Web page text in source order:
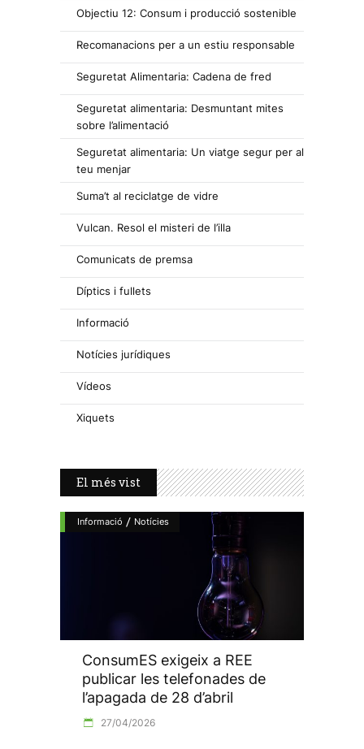
Objectiu 12: Consum i producció sostenible
Recomanacions per a un estiu responsable
Seguretat Alimentaria: Cadena de fred
Seguretat alimentaria: Desmuntant mites
sobre l’alimentació
Seguretat alimentaria: Un viatge segur per al
teu menjar
Suma’t al reciclatge de vidre
Vulcan. Resol el misteri de l’illa
Comunicats de premsa
Díptics i fullets
Informació
Notícies jurídiques
Vídeos
Xiquets
El més vist
Informació / Notícies
ConsumES exigeix a REE
publicar les telefonades de
l’apagada de 28 d’abril
27/04/2026